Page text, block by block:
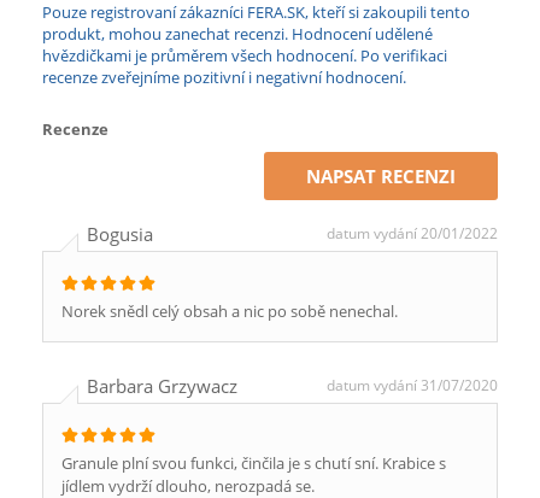
Pouze registrovaní zákazníci FERA.SK, kteří si zakoupili tento
produkt, mohou zanechat recenzi. Hodnocení udělené
hvězdičkami je průměrem všech hodnocení. Po verifikaci
recenze zveřejníme pozitivní i negativní hodnocení.
Recenze
NAPSAT RECENZI
Bogusia datum vydání 20/01/2022
Norek snědl celý obsah a nic po sobě nenechal.
Barbara Grzywacz datum vydání 31/07/2020
Granule plní svou funkci, činčila je s chutí sní. Krabice s
jídlem vydrží dlouho, nerozpadá se.